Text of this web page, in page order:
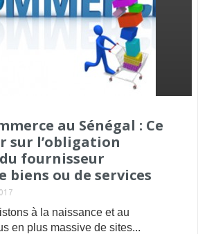
au Sénégal : Ce
sur l’obligation
fournisseur
biens ou de services
à la naissance et au
en plus massive de sites...